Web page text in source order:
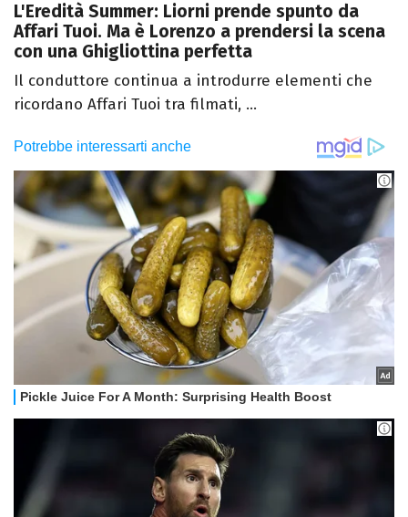
L'Eredità Summer: Liorni prende spunto da
Affari Tuoi. Ma è Lorenzo a prendersi la scena
con una Ghigliottina perfetta
Il conduttore continua a introdurre elementi che
ricordano Affari Tuoi tra filmati, ...